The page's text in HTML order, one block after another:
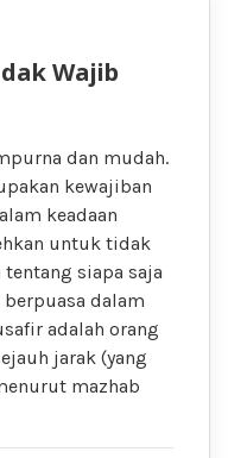
Wajib
dan mudah.
kewajiban
keadaan
untuk tidak
siapa saja
dalam
adalah orang
jarak (yang
mazhab